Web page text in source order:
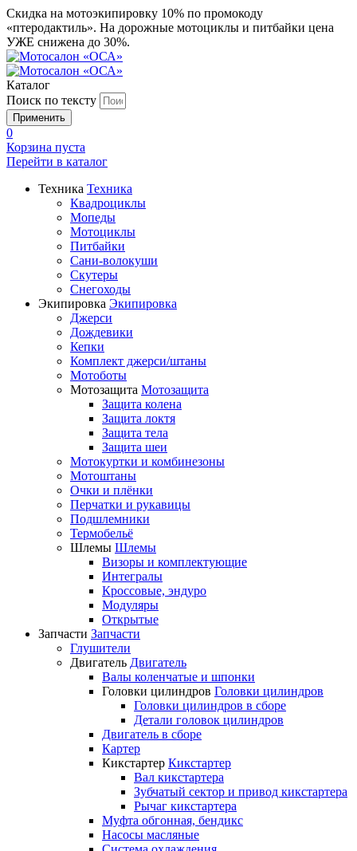
Скидка на мотоэкипировку 10% по промокоду
«птеродактиль». На дорожные мотоциклы и питбайки цена
УЖЕ снижена до 30%.
Каталог
Поиск по тексту
0
Корзина пуста
Перейти в каталог
Техника Техника
Квадроциклы
Мопеды
Мотоциклы
Питбайки
Сани-волокуши
Скутеры
Снегоходы
Экипировка Экипировка
Джерси
Дождевики
Кепки
Комплект джерси/штаны
Мотоботы
Мотозащита Мотозащита
Защита колена
Защита локтя
Защита тела
Защита шеи
Мотокуртки и комбинезоны
Мотоштаны
Очки и плёнки
Перчатки и рукавицы
Подшлемники
Термобельё
Шлемы Шлемы
Визоры и комплектующие
Интегралы
Кроссовые, эндуро
Модуляры
Открытые
Запчасти Запчасти
Глушители
Двигатель Двигатель
Валы коленчатые и шпонки
Головки цилиндров Головки цилиндров
Головки цилиндров в сборе
Детали головок цилиндров
Двигатель в сборе
Картер
Кикстартер Кикстартер
Вал кикстартера
Зубчатый сектор и привод кикстартера
Рычаг кикстартера
Муфта обгонная, бендикс
Насосы масляные